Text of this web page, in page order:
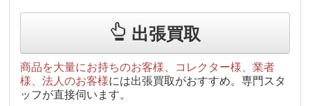
出張買取
商品を大量にお持ちのお客様、コレクター様、業者
様、法人のお客様には出張買取がおすすめ。専門スタ
ッフが直接伺います。